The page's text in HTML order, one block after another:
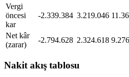
Vergi
öncesi
kar
-2.339.384 3.219.046
Net kâr
(zarar)
-2.794.628 2.324.618
Nakit akış tablosu